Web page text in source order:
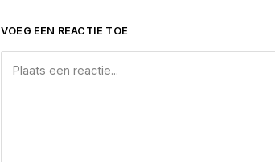
VOEG EEN REACTIE TOE